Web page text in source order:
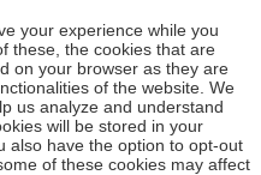
your experience while you
these, the cookies that are
on your browser as they are
of the website. We
us analyze and understand
will be stored in your
also have the option to opt-out
of these cookies may affect